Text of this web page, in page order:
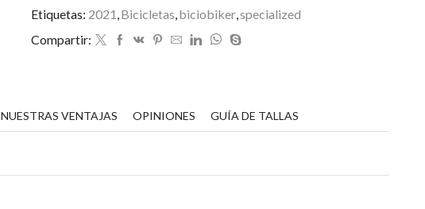
Disruption
Etiquetas: 2021 ,Bicicletas,biciobiker,specialized
Compartir:
NUESTRAS VENTAJAS OPINIONES GUÍA DE TALLAS